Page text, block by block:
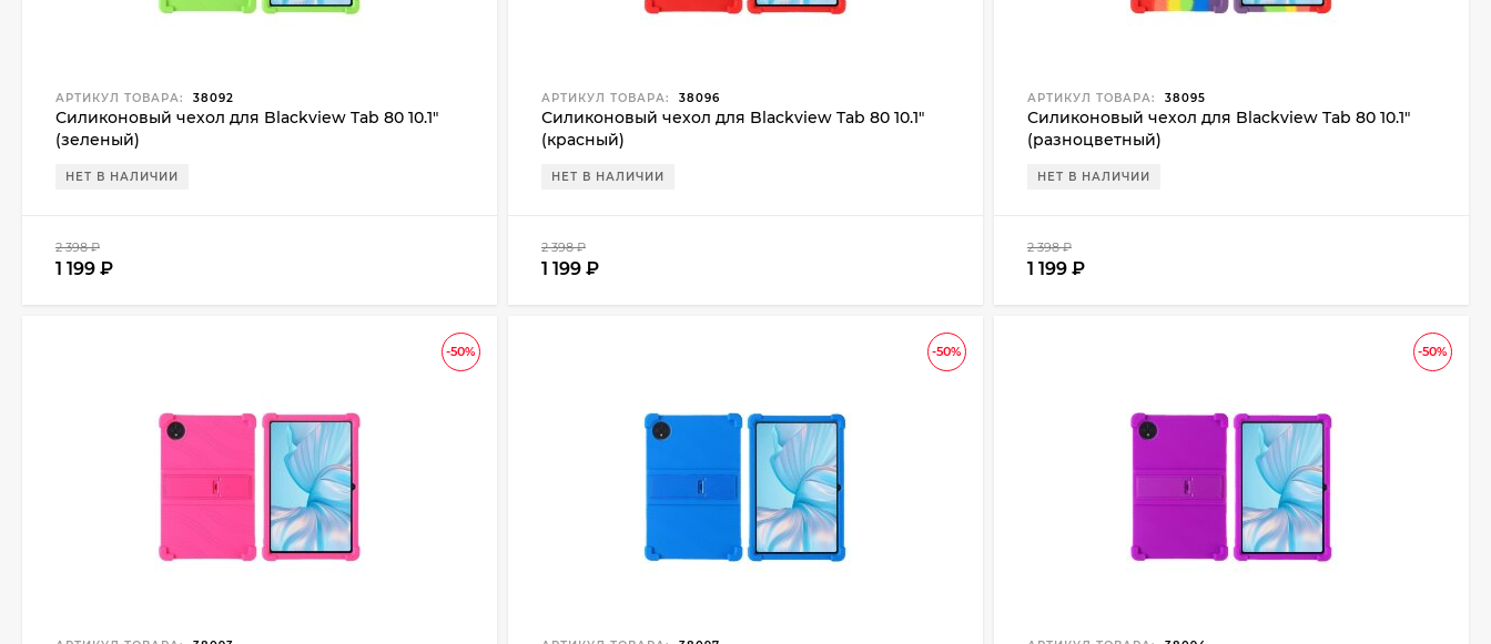
АРТИКУЛ ТОВАРА: 38092
Силиконовый чехол для Blackview Tab 80 10.1"
(зеленый)
НЕТ В НАЛИЧИИ
2 398₽
1 199 ₽
АРТИКУЛ ТОВАРА: 38096
Силиконовый чехол для Blackview Tab 80 10.1"
(красный)
НЕТ В НАЛИЧИИ
2 398₽
1 199 ₽
АРТИКУЛ ТОВАРА: 38095
Силиконовый чехол для Blackview Tab 80 10.1"
(разноцветный)
НЕТ В НАЛИЧИИ
2 398₽
1 199 ₽
-50% -50% -50%